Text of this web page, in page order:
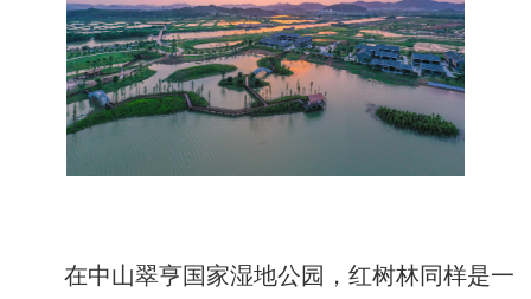
在中山翠亨国家湿地公园，红树林同样是一